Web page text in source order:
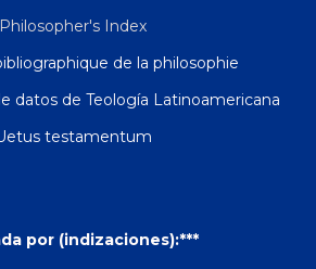
Philosopher's Index
de la philosophie
datos de Teología Latinoamericana
testamentum
por (indizaciones):***